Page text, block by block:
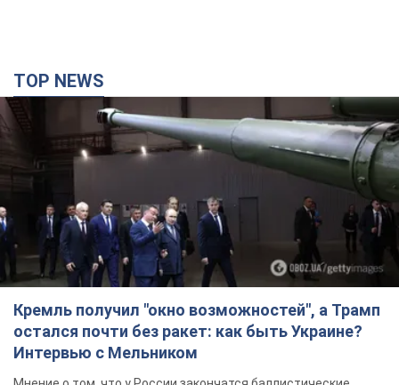
TOP NEWS
Кремль получил "окно возможностей", а Трамп
остался почти без ракет: как быть Украине?
Интервью с Мельником